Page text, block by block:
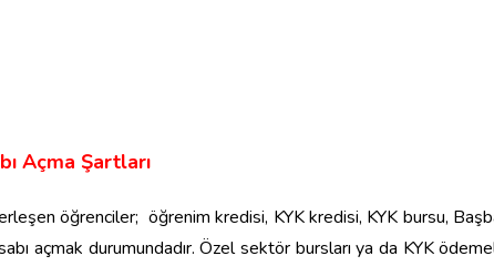
Açma Şartları
öğrenciler; öğrenim kredisi, KYK kredisi, KYK bursu,
açmak durumundadır. Özel sektör bursları ya da KYK